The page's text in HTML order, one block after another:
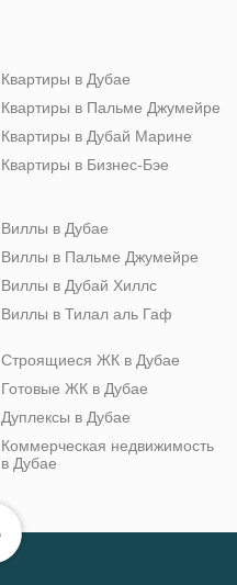
Квартиры в Дубае
Квартиры в Пальме Джумейре
Квартиры в Дубай Марине
Квартиры в Бизнес-Бэе
Виллы в Дубае
Виллы в Пальме Джумейре
Виллы в Дубай Хиллс
Виллы в Тилал аль Гаф
Строящиеся ЖК в Дубае
Готовые ЖК в Дубае
Дуплексы в Дубае
Коммерческая недвижимость
в Дубае